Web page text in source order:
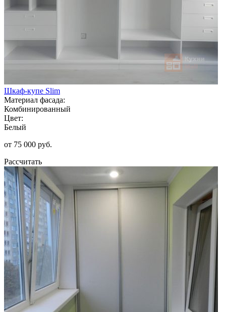
Шкаф-купе Slim
Материал фасада:
Комбинированный
Цвет:
Белый
от 75 000 руб.
Рассчитать